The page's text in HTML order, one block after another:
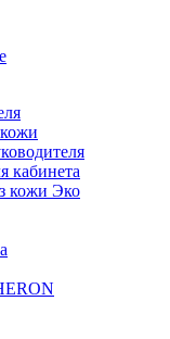
кабинета
кожи Эко